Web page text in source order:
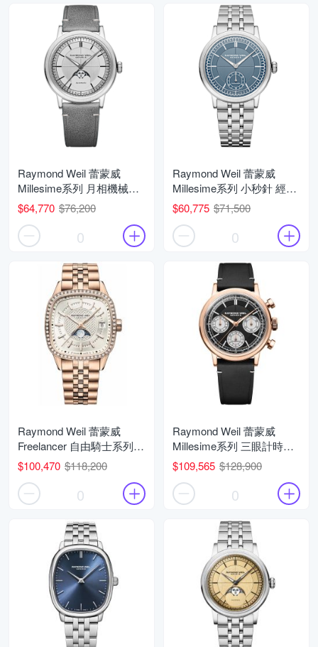
Raymond Weil 蕾蒙威
Millesime系列 月相機械腕
錶 父親節 禮物 推薦
39.5mm/2945-STC-65001
$64,770 $76,200
0
Raymond Weil 蕾蒙威
Millesime系列 小秒針 經典
機械腕錶 父親節 禮物 推薦
39.5mm/2930-ST-50011
$60,775 $71,500
0
Raymond Weil 蕾蒙威
Freelancer 自由騎士系列
月相機械腕錶 父親節 禮物
推薦 34mm/2496-P5S-
40051
$100,470 $118,200
0
Raymond Weil 蕾蒙威
Millesime系列 三眼計時機
械腕錶 父親節 禮物 推薦
39mm/7765-PC5-20631
$109,565 $128,900
0